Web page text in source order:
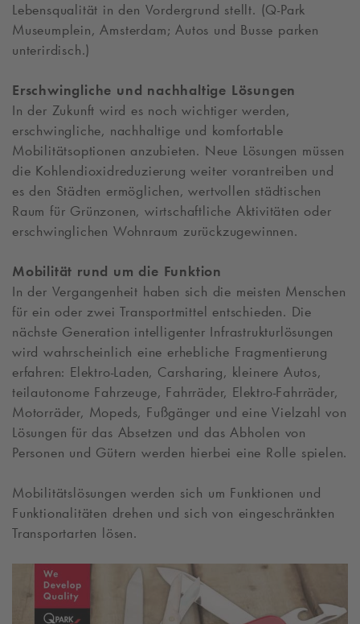
Lebensqualität in den Vordergrund stellt. (Q-Park
Museumplein, Amsterdam; Autos und Busse parken
unterirdisch.)
Erschwingliche und nachhaltige Lösungen
In der Zukunft wird es noch wichtiger werden,
erschwingliche, nachhaltige und komfortable
Mobilitätsoptionen anzubieten. Neue Lösungen müssen
die Kohlendioxidreduzierung weiter vorantreiben und
es den Städten ermöglichen, wertvollen städtischen
Raum für Grünzonen, wirtschaftliche Aktivitäten oder
erschwinglichen Wohnraum zurückzugewinnen.
Mobilität rund um die Funktion
In der Vergangenheit haben sich die meisten Menschen
für ein oder zwei Transportmittel entschieden. Die
nächste Generation intelligenter Infrastrukturlösungen
wird wahrscheinlich eine erhebliche Fragmentierung
erfahren: Elektro-Laden, Carsharing, kleinere Autos,
teilautonome Fahrzeuge, Fahrräder, Elektro-Fahrräder,
Motorräder, Mopeds, Fußgänger und eine Vielzahl von
Lösungen für das Absetzen und das Abholen von
Personen und Gütern werden hierbei eine Rolle spielen.
Mobilitätslösungen werden sich um Funktionen und
Funktionalitäten drehen und sich von eingeschränkten
Transportarten lösen.